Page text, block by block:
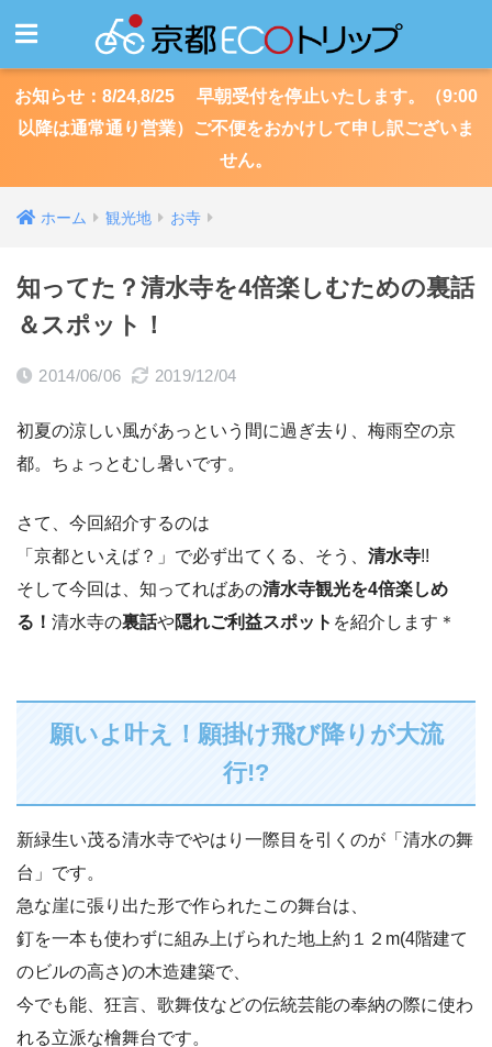
お知らせ：8/24,8/25 早朝受付を停止いたします。（9:00
以降は通常通り営業）ご不便をおかけして申し訳ございま
せん。
ホーム 観光地 お寺
知ってた？清水寺を4倍楽しむための裏話
＆スポット！
2014/06/06 2019/12/04
初夏の涼しい風があっという間に過ぎ去り、梅雨空の京
都。ちょっとむし暑いです。
さて、今回紹介するのは
「京都といえば？」で必ず出てくる、そう、 清水寺!!
そして今回は、知ってればあの清水寺観光を4倍楽しめ
る！ 清水寺の裏話や隠れご利益スポット を紹介します＊
願いよ叶え！願掛け飛び降りが大流
行!?
新緑生い茂る清水寺でやはり一際目を引くのが「清水の舞
台」です。
急な崖に張り出た形で作られたこの舞台は、
釘を一本も使わずに組み上げられた地上約１２m(4階建て
のビルの高さ)の木造建築で、
今でも能、狂言、歌舞伎などの伝統芸能の奉納の際に使わ
れる立派な檜舞台です。